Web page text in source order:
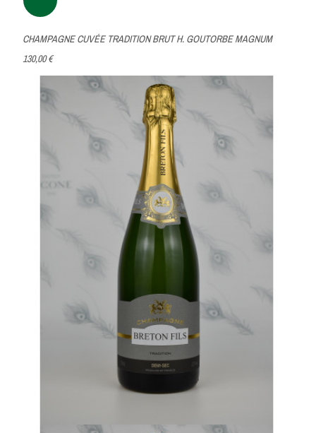
CHAMPAGNE CUVÉE TRADITION BRUT H. GOUTORBE MAGNUM
130,00 €